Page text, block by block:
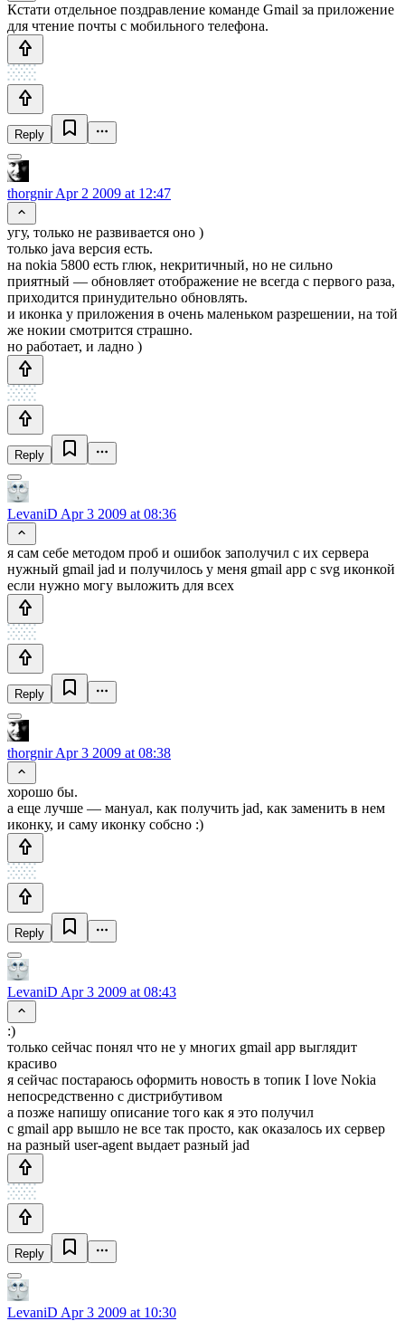
Кстати отдельное поздравление команде Gmail за приложение
для чтение почты с мобильного телефона.
Reply
thorgnirApr 2 2009 at 12:47
угу, только не развивается оно )
только java версия есть.
на nokia 5800 есть глюк, некритичный, но не сильно
приятный — обновляет отображение не всегда с первого раза,
приходится принудительно обновлять.
и иконка у приложения в очень маленьком разрешении, на той
же нокии смотрится страшно.
но работает, и ладно )
Reply
LevaniD Apr 3 2009 at 08:36
я сам себе методом проб и ошибок заполучил с их сервера
нужный gmail jad и получилось у меня gmail app с svg иконкой
если нужно могу выложить для всех
Reply
thorgnirApr 3 2009 at 08:38
хорошо бы.
а еще лучше — мануал, как получить jad, как заменить в нем
иконку, и саму иконку собсно :)
Reply
LevaniD Apr 3 2009 at 08:43
:)
только сейчас понял что не у многих gmail app выглядит
красиво
я сейчас постараюсь оформить новость в топик I love Nokia
непосредственно с дистрибутивом
а позже напишу описание того как я это получил
с gmail app вышло не все так просто, как оказалось их сервер
на разный user-agent выдает разный jad
Reply
LevaniD Apr 3 2009 at 10:30